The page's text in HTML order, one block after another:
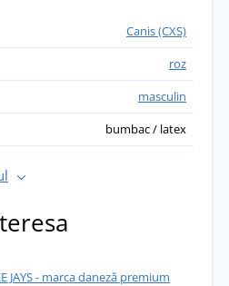
Canis (CXS)
roz
masculin
bumbac / latex
JAYS - marca daneză premium